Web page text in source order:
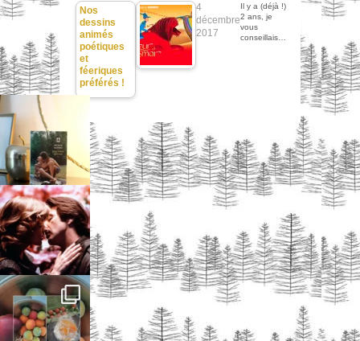
Nos
dessins
animés
poétiques
et
féeriques
préférés !
4
décembre
2017
Il y a (déjà !)
2 ans, je
vous
conseillais…